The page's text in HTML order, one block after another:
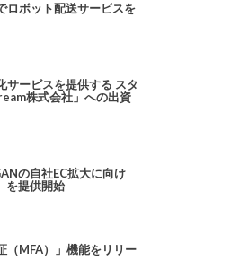
ロボット配送サービスを
サービスを提供する スタ
株式会社」への出資
の自社EC拡大に向け
を提供開始
（MFA）」機能をリリー